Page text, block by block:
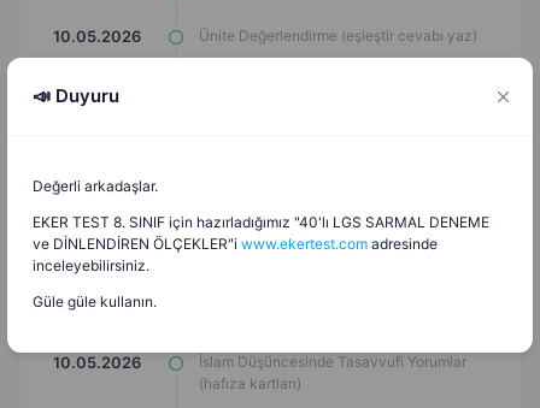
10.05.2026 Ünite Değerlendirme (eşleştir cevabı yaz)
10.05.2026
Oyunu)
10.05.2026
10.05.2026
10.05.2026
İslam Düşüncesinde Tasavvufi Yorumlar
(hafıza kartları)
📣 Duyuru
Değerli arkadaşlar.
EKER TEST 8. SINIF için hazırladığımız "40'lı LGS SARMAL DENEME
ve DİNLENDİREN ÖLÇEKLER"i www.ekertest.com adresinde
inceleyebilirsiniz.
Güle güle kullanın.